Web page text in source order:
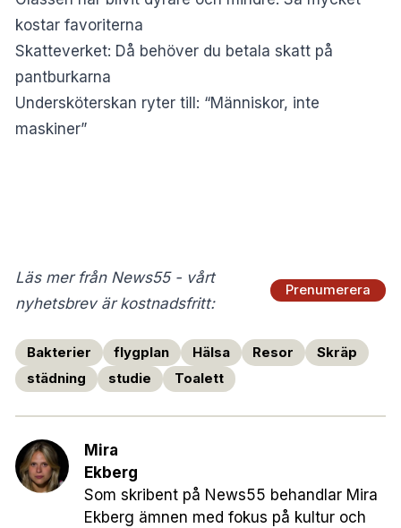
kostar favoriterna
Skatteverket: Då behöver du betala skatt på
pantburkarna
Undersköterskan ryter till: “Människor, inte
maskiner”
Läs mer från News55 - vårt
nyhetsbrev är kostnadsfritt:
Prenumerera
Bakterier flygplan Hälsa Resor
Skräp
städning
studie Toalett
Mira
Ekberg
Som skribent på News55 behandlar Mira
Ekberg ämnen med fokus på kultur och